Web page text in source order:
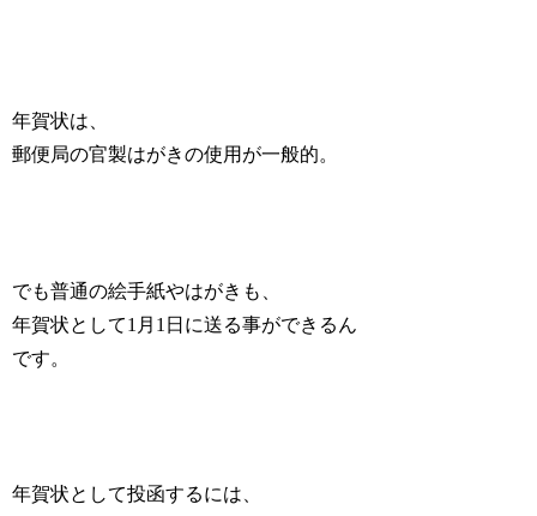
年賀状は、
郵便局の官製はがきの使用が一般的。
でも普通の絵手紙やはがきも、
年賀状として1月1日に送る事ができるん
です。
年賀状として投函するには、